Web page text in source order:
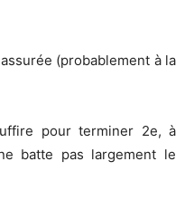
(probablement à la
pour terminer 2e, à
batte pas largement le